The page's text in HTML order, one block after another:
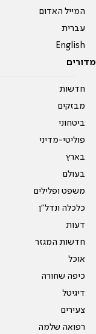
המייל האדום
עברית
English
מדורים
חדשות
מבזקים
ביטחוני
פוליטי-מדיני
בארץ
בעולם
משפט ופלילים
כלכלה ונדל"ן
דעות
חדשות המגזר
אוכל
כיפה שחורה
דיגיטל
צעירים
רפואה שלמה